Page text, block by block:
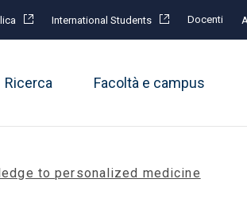
International Students Docenti
Ricerca Facoltà e campus
to personalized medicine